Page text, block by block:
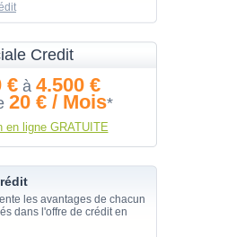
Credit
€ à 4.500 €
20 € / Mois*
en ligne GRATUITE
les avantages de chacun
dans l'offre de crédit en